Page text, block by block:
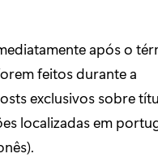
após o
feitos durante a
exclusivos sobre
localizadas em